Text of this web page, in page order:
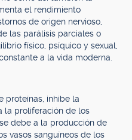
el rendimiento
de origen nervioso,
las parálisis parciales o
físico, psíquico y sexual,
a la vida moderna.
proteínas, inhibe la
la proliferación de los
debe a la producción de
vasos sanguíneos de los